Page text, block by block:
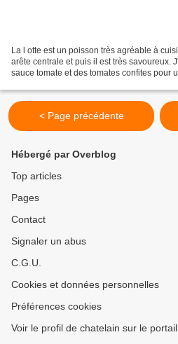
La l otte est un poisson très agréable à
arête centrale et puis il est très savoureux.
sauce tomate et des tomates confites pour
< Page précédente
Hébergé par Overblog
Top articles
Pages
Contact
Signaler un abus
C.G.U.
Cookies et données personnelles
Préférences cookies
Voir le profil de chatelain sur le